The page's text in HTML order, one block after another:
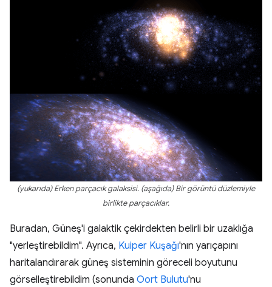
(yukarıda) Erken parçacık galaksisi. (aşağıda) Bir görüntü düzlemiyle
birlikte parçacıklar.
Buradan, Güneş'i galaktik çekirdekten belirli bir uzaklığa
"yerleştirebildim". Ayrıca, Kuiper Kuşağı'nın yarıçapını
haritalandırarak güneş sisteminin göreceli boyutunu
görselleştirebildim (sonunda Oort Bulutu'nu